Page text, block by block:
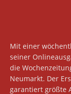
Mit einer
seiner
die
Neumarkt. Der
garantiert größte